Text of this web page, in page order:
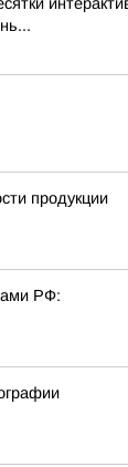
продукции
РФ: